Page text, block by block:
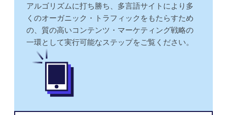
アルゴリズムに打ち勝ち、多言語サイトにより多
くのオーガニック・トラフィックをもたらすため
の、質の高いコンテンツ・マーケティング戦略の
一環として実行可能なステップをご覧ください。